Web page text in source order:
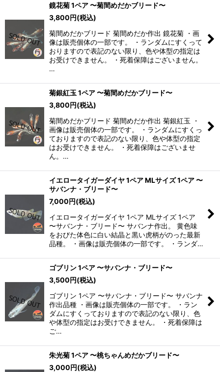
鏡花菊 1ペア 〜菊間めだかブリード〜
3,800円(税込)
菊間めだかブリード 菊間めだか作出 鏡花菊 ・画
像は販売個体の一部です。 ・ランダムにすくって
おりますので表記のない限り、色や体型の指定は
お受けできません。 ・死着保障はございません。
…
菊銀紅玉 1ペア 〜菊間めだかブリード〜
3,800円(税込)
菊間めだかブリード 菊間めだか作出 菊銀紅玉 ・
画像は販売個体の一部です。 ・ランダムにすくっ
ておりますので表記のない限り、色や体型の指定
はお受けできません。 ・死着保障はございませ
ん。…
イエロータイガーダイヤ 1ペア MLサイズ 1ペア 〜
サバンナ・ブリード〜
7,000円(税込)
イエロータイガーダイヤ 1ペア MLサイズ 1ペア
〜サバンナ・ブリード〜 サバンナ作出。 黄色味
をおびた体色に白い結晶と黒い虎柄がのった最新
品種。 ・画像は販売個体の一部です。 ・ランダ…
ゴブリン 1ペア 〜サバンナ・ブリード〜
3,500円(税込)
ゴブリン 1ペア 〜サバンナ・ブリード〜 サバンナ
作出品種 ・画像は販売個体の一部です。 ・ラン
ダムにすくっておりますので表記のない限り、色
や体型の指定はお受けできません。 ・死着保障は
ご…
朱光菊 1ペア 〜桃ちゃんめだかブリード〜
3,000円(税込)